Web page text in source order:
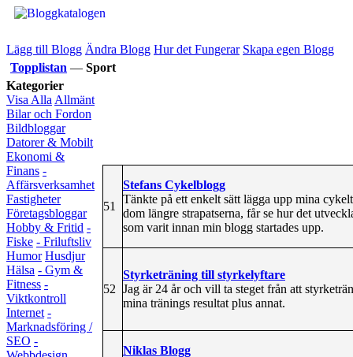
Lägg till Blogg Ändra Blogg Hur det Fungerar Skapa egen Blogg
Topplistan — Sport
Kategorier
Visa Alla Allmänt
Bilar och Fordon
Bildbloggar
Datorer & Mobilt
Ekonomi &
Finans -
Affärsverksamhet
Fastigheter
Företagsbloggar
Hobby & Fritid -
Fiske - Friluftsliv
Humor Husdjur
Hälsa - Gym &
Fitness -
Viktkontroll
Internet -
Marknadsföring /
SEO -
51
Stefans Cykelblogg
Tänkte på ett enkelt sätt lägga upp mina
dom längre strapatserna, får se hur det
som varit innan min blogg startades upp.
52
Styrketräning till styrkelyftare
Jag är 24 år och vill ta steget från att
mina tränings resultat plus annat.
Niklas Blogg